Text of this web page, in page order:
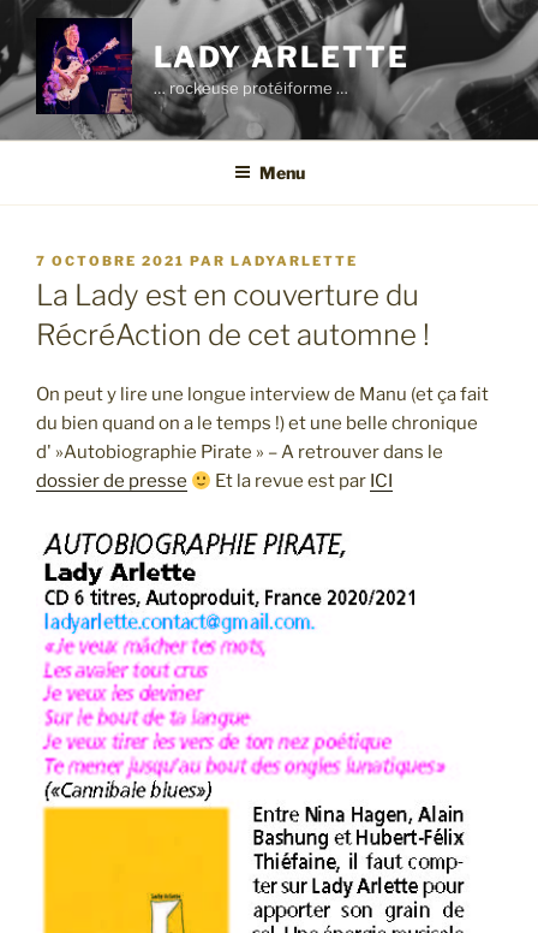
Aller
au
contenu
principal
LADY ARLETTE
… rockeuse protéiforme …
Menu
PUBLIÉ
LE
7 OCTOBRE 2021 PAR LADYARLETTE
La Lady est en couverture du
RécréAction de cet automne !
On peut y lire une longue interview de Manu (et ça fait
du bien quand on a le temps !) et une belle chronique
d' »Autobiographie Pirate » – A retrouver dans le
dossier de presse
Et la revue est par ICI